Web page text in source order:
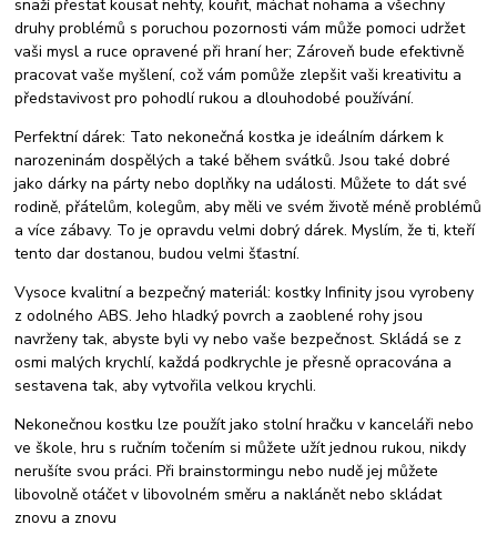
snaží přestat kousat nehty, kouřit, máchat nohama a všechny
druhy problémů s poruchou pozornosti vám může pomoci udržet
vaši mysl a ruce opravené při hraní her; Zároveň bude efektivně
pracovat vaše myšlení, což vám pomůže zlepšit vaši kreativitu a
představivost pro pohodlí rukou a dlouhodobé používání.
Perfektní dárek: Tato nekonečná kostka je ideálním dárkem k
narozeninám dospělých a také během svátků. Jsou také dobré
jako dárky na párty nebo doplňky na události. Můžete to dát své
rodině, přátelům, kolegům, aby měli ve svém životě méně problémů
a více zábavy. To je opravdu velmi dobrý dárek. Myslím, že ti, kteří
tento dar dostanou, budou velmi šťastní.
Vysoce kvalitní a bezpečný materiál: kostky Infinity jsou vyrobeny
z odolného ABS. Jeho hladký povrch a zaoblené rohy jsou
navrženy tak, abyste byli vy nebo vaše bezpečnost. Skládá se z
osmi malých krychlí, každá podkrychle je přesně opracována a
sestavena tak, aby vytvořila velkou krychli.
Nekonečnou kostku lze použít jako stolní hračku v kanceláři nebo
ve škole, hru s ručním točením si můžete užít jednou rukou, nikdy
nerušíte svou práci. Při brainstormingu nebo nudě jej můžete
libovolně otáčet v libovolném směru a naklánět nebo skládat
znovu a znovu